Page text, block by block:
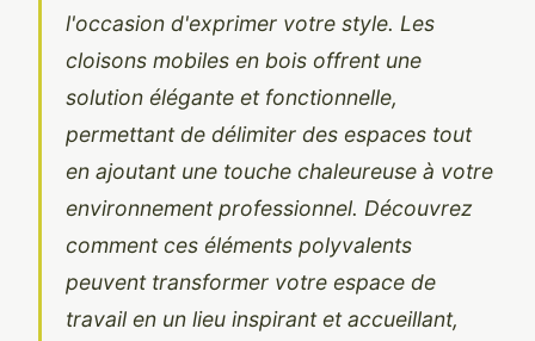
l'occasion d'exprimer votre style. Les
cloisons mobiles en bois offrent une
solution élégante et fonctionnelle,
permettant de délimiter des espaces tout
en ajoutant une touche chaleureuse à votre
environnement professionnel. Découvrez
comment ces éléments polyvalents
peuvent transformer votre espace de
travail en un lieu inspirant et accueillant,